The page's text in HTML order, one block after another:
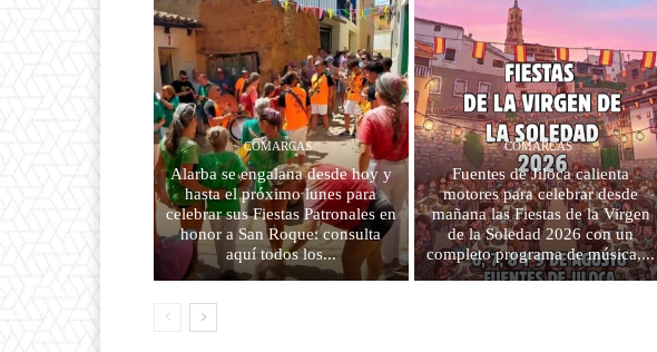
COMARCAS
Alarba se engalana desde hoy y
hasta el próximo lunes para
celebrar sus Fiestas Patronales en
honor a San Roque: consulta
aquí todos los...
COMARCAS
Fuentes de Jiloca calienta
motores para celebrar desde
mañana las Fiestas de la Virgen
de la Soledad 2026 con un
completo programa de música,...